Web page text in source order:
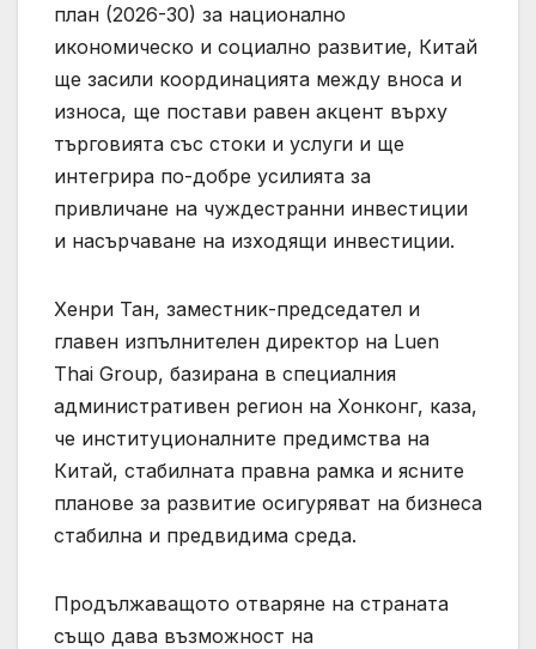
план (2026-30) за национално
икономическо и социално развитие, Китай
ще засили координацията между вноса и
износа, ще постави равен акцент върху
търговията със стоки и услуги и ще
интегрира по-добре усилията за
привличане на чуждестранни инвестиции
и насърчаване на изходящи инвестиции.
Хенри Тан, заместник-председател и
главен изпълнителен директор на Luen
Thai Group, базирана в специалния
административен регион на Хонконг, каза,
че институционалните предимства на
Китай, стабилната правна рамка и ясните
планове за развитие осигуряват на бизнеса
стабилна и предвидима среда.
Продължаващото отваряне на страната
също дава възможност на